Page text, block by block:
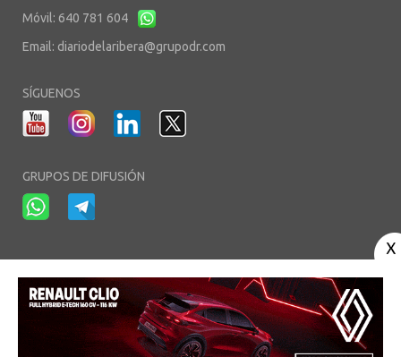
Móvil: 640 781 604
Email: diariodelaribera@grupodr.com
SÍGUENOS
GRUPOS DE DIFUSIÓN
Aviso Legal- Política de Privacidad-Política de Cookies - Área privada